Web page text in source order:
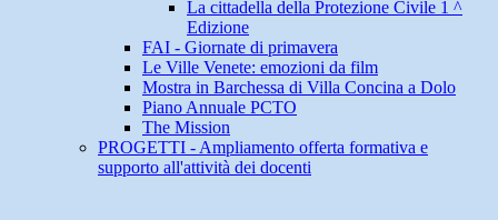
La cittadella della Protezione Civile 1 ^
Edizione
FAI - Giornate di primavera
Le Ville Venete: emozioni da film
Mostra in Barchessa di Villa Concina a Dolo
Piano Annuale PCTO
The Mission
PROGETTI - Ampliamento offerta formativa e
supporto all'attività dei docenti